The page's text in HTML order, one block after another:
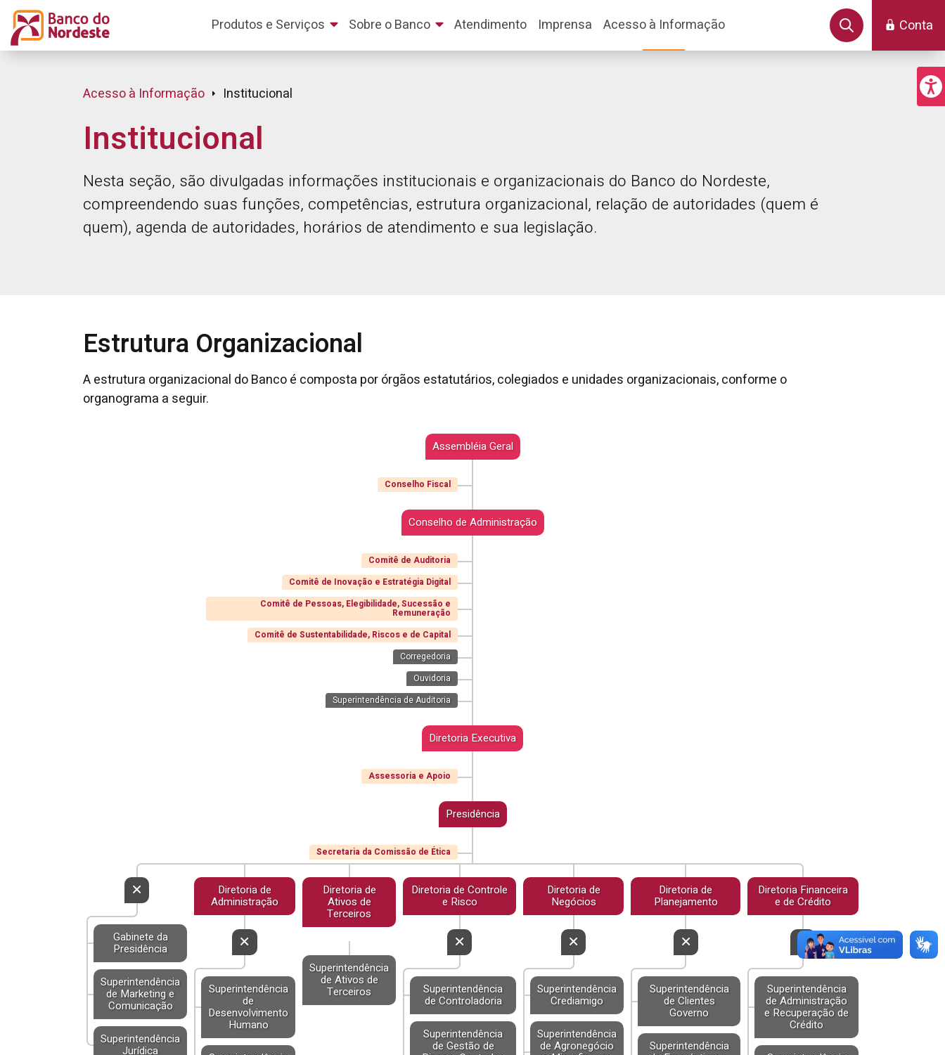
Conta
Produtos e Serviços Sobre o Banco Atendimento Imprensa Acesso à Informação
Acesso à Informação Institucional
Institucional
Nesta seção, são divulgadas informações institucionais e organizacionais do Banco do Nordeste,
compreendendo suas funções, competências, estrutura organizacional, relação de autoridades (quem é
quem), agenda de autoridades, horários de atendimento e sua legislação.
Estrutura Organizacional
A estrutura organizacional do Banco é composta por órgãos estatutários, colegiados e unidades organizacionais, conforme o
organograma a seguir.
Assembléia Geral
Conselho Fiscal
Conselho de Administração
Comitê de Auditoria
Comitê de Inovação e Estratégia Digital
Comitê de Pessoas, Elegibilidade, Sucessão e
Remuneração
Comitê de Sustentabilidade, Riscos e de Capital
Corregedoria
Ouvidoria
Superintendência de Auditoria
Diretoria Executiva
Assessoria e Apoio
Presidência
Secretaria da Comissão de Ética
Gabinete da
Presidência
Superintendência
de Marketing e
Comunicação
Superintendência
Jurídica
Diretoria de
Administração
Superintendência
de
Desenvolvimento
Humano
Diretoria de
Ativos de
Terceiros
Superintendência
de Ativos de
Terceiros
Diretoria de Controle
e Risco
Superintendência
de Controladoria
Superintendência
de Gestão de
Diretoria de
Negócios
Superintendência
Crediamigo
Superintendência
de Agronegócio
Diretoria de
Planejamento
Superintendência
de Clientes
Governo
Superintendência
Diretoria Financeira
e de Crédito
Superintendência
de Administração
e Recuperação de
Crédito